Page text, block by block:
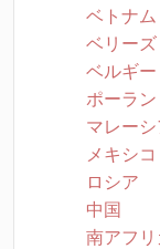
ベトナム
ベリーズ
ベルギー
ポーラン
マレーシ
メキシコ
ロシア
中国
南アフリ